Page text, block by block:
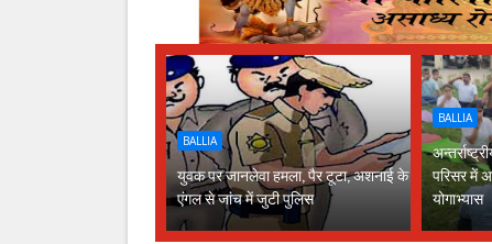
BALLIA
युवक पर जानलेवा हमला, पैर टूटा, अशनाई के
एंगल से जांच में जुटी पुलिस
BALLIA
परिसर में
योगाभ्यास